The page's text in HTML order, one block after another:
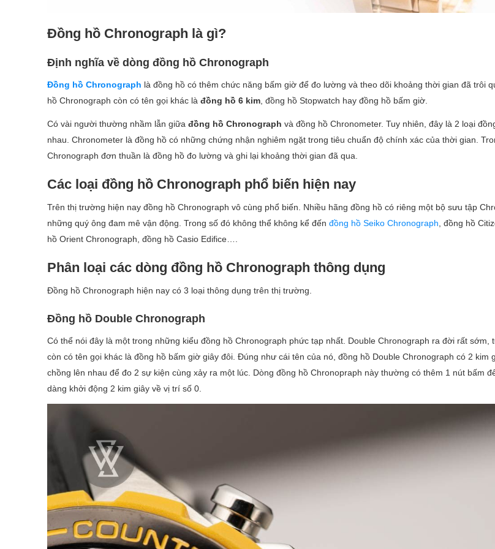
Đồng hồ Chronograph là gì?
Định nghĩa về dòng đồng hồ Chronograph
Đồng hồ Chronograph là đồng hồ có thêm chức năng bấm giờ để đo lường và theo dõi khoảng thời gian đã trôi
hồ Chronograph còn có tên gọi khác là đồng hồ 6 kim , đồng hồ Stopwatch hay đồng hồ bấm giờ.
Có vài người thường nhầm lẫn giữa đồng hồ Chronograph và đồng hồ Chronometer. Tuy nhiên, đây là 2 loại
nhau. Chronometer là đồng hồ có những chứng nhận nghiêm ngặt trong tiêu chuẩn độ chính xác của thời gian.
Chronograph đơn thuần là đồng hồ đo lường và ghi lại khoảng thời gian đã qua.
Các loại đồng hồ Chronograph phổ biến hiện nay
Trên thị trường hiện nay đồng hồ Chronograph vô cùng phổ biến. Nhiều hãng đồng hồ có riêng một bộ sưu tập
những quý ông đam mê vận động. Trong số đó không thể không kể đến đồng hồ Seiko Chronograph , đồng hồ
hồ Orient Chronograph, đồng hồ Casio Edifice….
Phân loại các dòng đồng hồ Chronograph thông dụng
Đồng hồ Chronograph hiện nay có 3 loại thông dụng trên thị trường.
Đồng hồ Double Chronograph
Có thể nói đây là một trong những kiểu đồng hồ Chronograph phức tạp nhất. Double Chronograph ra đời rất sớm,
còn có tên gọi khác là đồng hồ bấm giờ giây đôi. Đúng như cái tên của nó, đồng hồ Double Chronograph có 2 kim
chồng lên nhau để đo 2 sự kiện cùng xảy ra một lúc. Dòng đồng hồ Chronopraph này thường có thêm 1 nút bấm
dàng khởi động 2 kim giây về vị trí số 0.